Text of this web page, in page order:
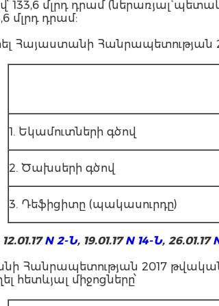
133,6 մլրդ դրամ (ներառյալ`
մլրդ դրամ:
Հայաստանի Հանրապետության
1. Եկամուտների գծով
2. Ծախսերի գծով
3. Դեֆիցիտը (պակասուրդը)
N 2-Ն, 19.01.17N 14-Ն, 26.01.17
Հանրապետության 2017
հետևյալ միջոցները՝